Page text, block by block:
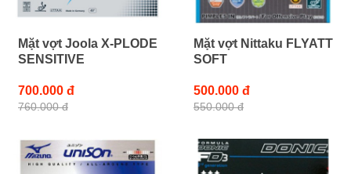
Mặt vợt Joola X-PLODE
SENSITIVE
700.000 đ
760.000 đ
Mặt vợt Nittaku FLYATT
SOFT
500.000 đ
550.000 đ